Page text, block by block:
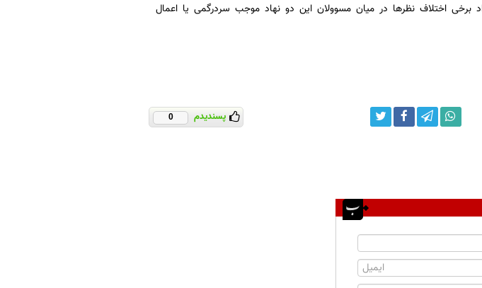
اختلاف نظرها در میان مسوولان این دو نهاد موجب سردرگمی یا اعمال
پسندیدم 0